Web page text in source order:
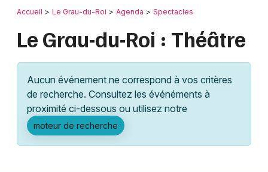
Publier un événement
Grands événements
Activité & Expérience
Manifestations
Bordeaux
Lille
Lyon
Marseille
Retour
Accueil Le Grau-du-Roi Agenda Spectacles
Le Grau-du-Roi : Théâtre
Aucun événement ne correspond à vos critères
de recherche. Consultez les événéments à
proximité ci-dessous ou utilisez notre
moteur de recherche
Où ?
Languedoc-Roussillon
Partout
Près de moi
Quand ?
Effacer les dates